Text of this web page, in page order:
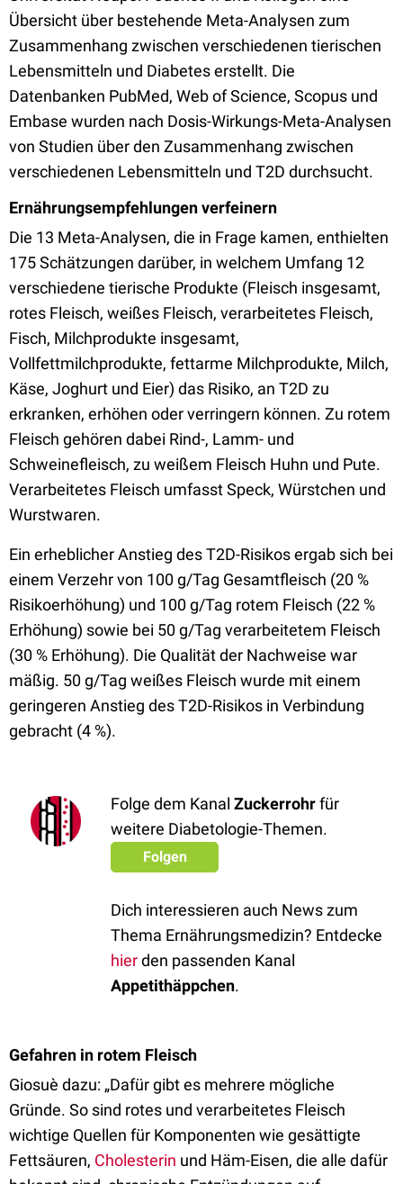
Übersicht über bestehende Meta-Analysen zum
Zusammenhang zwischen verschiedenen tierischen
Lebensmitteln und Diabetes erstellt. Die
Datenbanken PubMed, Web of Science, Scopus und
Embase wurden nach Dosis-Wirkungs-Meta-Analysen
von Studien über den Zusammenhang zwischen
verschiedenen Lebensmitteln und T2D durchsucht.
Ernährungsempfehlungen verfeinern
Die 13 Meta-Analysen, die in Frage kamen, enthielten
175 Schätzungen darüber, in welchem Umfang 12
verschiedene tierische Produkte (Fleisch insgesamt,
rotes Fleisch, weißes Fleisch, verarbeitetes Fleisch,
Fisch, Milchprodukte insgesamt,
Vollfettmilchprodukte, fettarme Milchprodukte, Milch,
Käse, Joghurt und Eier) das Risiko, an T2D zu
erkranken, erhöhen oder verringern können. Zu rotem
Fleisch gehören dabei Rind-, Lamm- und
Schweinefleisch, zu weißem Fleisch Huhn und Pute.
Verarbeitetes Fleisch umfasst Speck, Würstchen und
Wurstwaren.
Ein erheblicher Anstieg des T2D-Risikos ergab sich bei
einem Verzehr von 100 g/Tag Gesamtfleisch (20 %
Risikoerhöhung) und 100 g/Tag rotem Fleisch (22 %
Erhöhung) sowie bei 50 g/Tag verarbeitetem Fleisch
(30 % Erhöhung). Die Qualität der Nachweise war
mäßig. 50 g/Tag weißes Fleisch wurde mit einem
geringeren Anstieg des T2D-Risikos in Verbindung
gebracht (4 %).
Folge dem Kanal Zuckerrohrfür
weitere Diabetologie-Themen.
Folgen
Dich interessieren auch News zum
Thema Ernährungsmedizin? Entdecke
hierden passenden Kanal
Appetithäppchen.
Gefahren in rotem Fleisch
Giosuè dazu: „Dafür gibt es mehrere mögliche
Gründe. So sind rotes und verarbeitetes Fleisch
wichtige Quellen für Komponenten wie gesättigte
Fettsäuren, Cholesterin und Häm-Eisen, die alle dafür